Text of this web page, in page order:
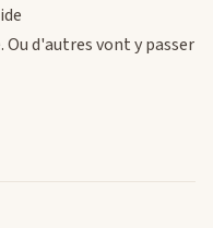
d'autres vont y passer